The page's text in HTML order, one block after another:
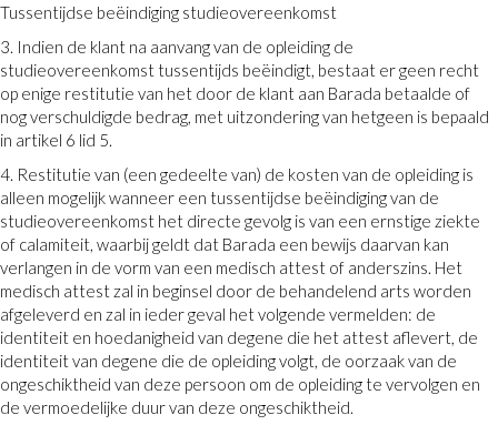
Tussentijdse beëindiging studieovereenkomst
3. Indien de klant na aanvang van de opleiding de
studieovereenkomst tussentijds beëindigt, bestaat er geen recht
op enige restitutie van het door de klant aan Barada betaalde of
nog verschuldigde bedrag, met uitzondering van hetgeen is bepaald
in artikel 6 lid 5.
4. Restitutie van (een gedeelte van) de kosten van de opleiding is
alleen mogelijk wanneer een tussentijdse beëindiging van de
studieovereenkomst het directe gevolg is van een ernstige ziekte
of calamiteit, waarbij geldt dat Barada een bewijs daarvan kan
verlangen in de vorm van een medisch attest of anderszins. Het
medisch attest zal in beginsel door de behandelend arts worden
afgeleverd en zal in ieder geval het volgende vermelden: de
identiteit en hoedanigheid van degene die het attest aflevert, de
identiteit van degene die de opleiding volgt, de oorzaak van de
ongeschiktheid van deze persoon om de opleiding te vervolgen en
de vermoedelijke duur van deze ongeschiktheid.